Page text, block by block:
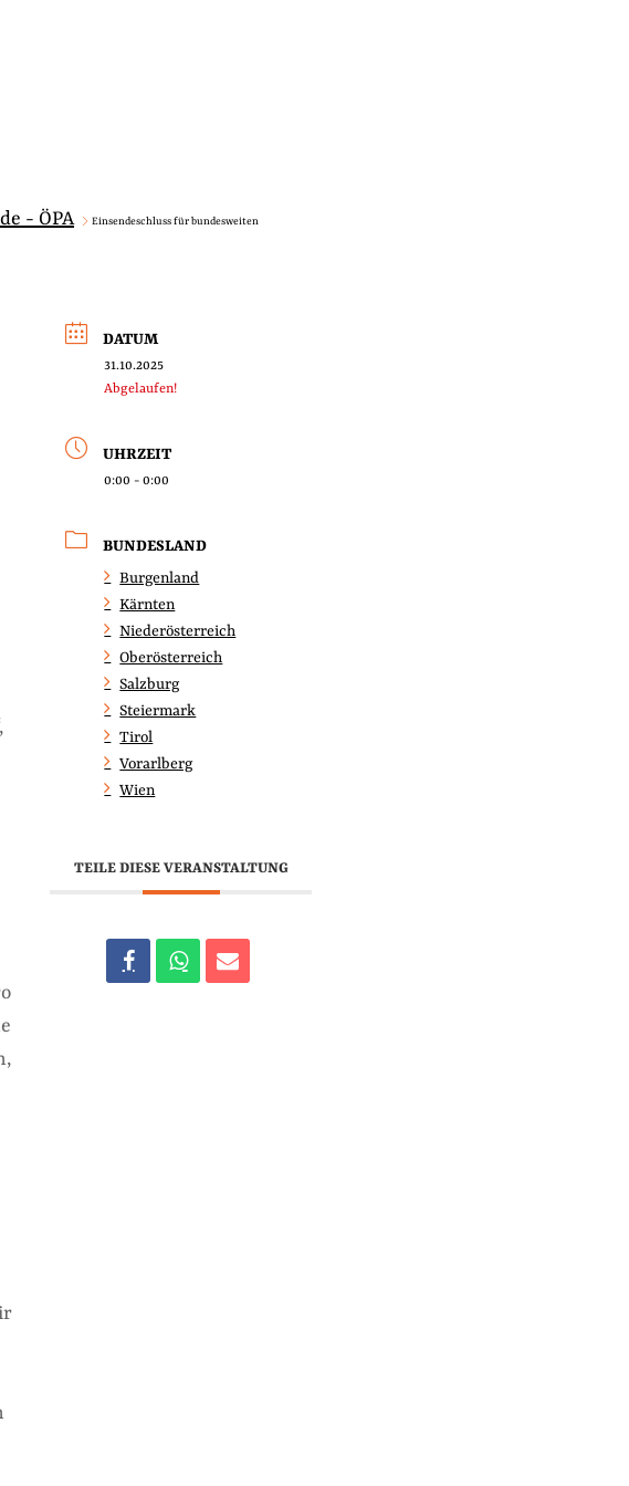
- ÖPA
Einsendeschluss für bundesweiten
DATUM
31.10.2025
Abgelaufen!
UHRZEIT
0:00 - 0:00
BUNDESLAND
Burgenland
Kärnten
Niederösterreich
Oberösterreich
Salzburg
Steiermark
Tirol
Vorarlberg
Wien
TEILE DIESE VERANSTALTUNG